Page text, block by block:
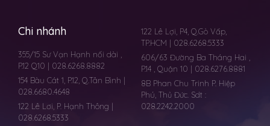
Chi nhánh
355/15 Sư Vạn Hạnh nối dài ,
P.12 Q10 | 028.6268.8882
154 Bàu Cát 1, P.12, Q.Tân Bình |
028.6680.4648
122 Lê Lơi, P. Hạnh Thông |
028.6268.5333
122 Lê Lợi, P4, Q.Gò Vấp,
TP.HCM | 028.6268.5333
606/63 Đường Ba Tháng Hai ,
P.14 , Quận 10 | 028.6276.8881
8B Phan Chu Trinh P. Hiệp
Phú, Thủ Đức. Sdt :
028.2242.2000